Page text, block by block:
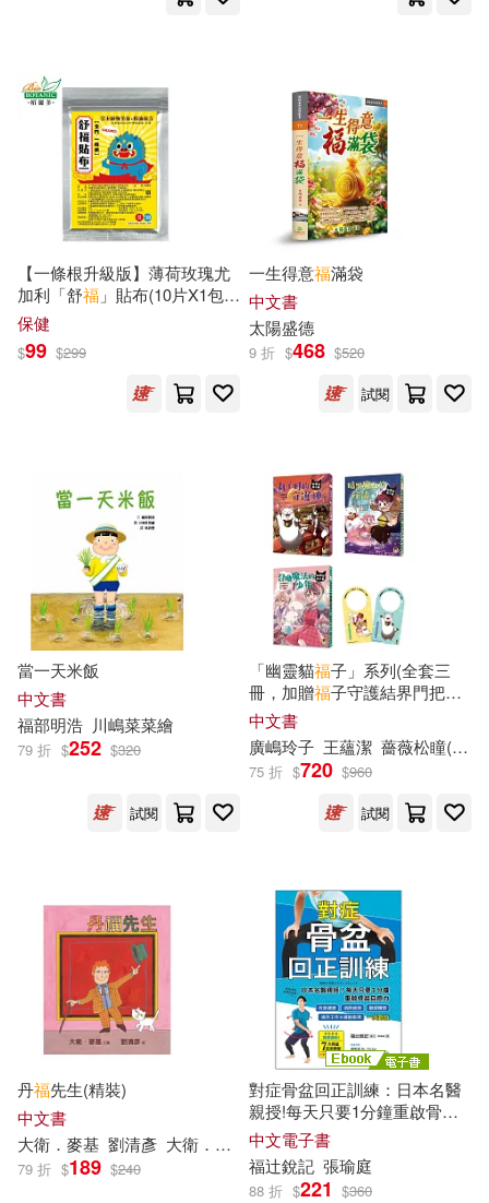
衛生福利部食品藥物管理署(19)
陳冠宇(19)
（美）威廉·福克納(19)
Taki & Poh(18)
みやこかしわ(18)
岳印(18)
李健(18) 福徳紗織(18)
黃春長(18) こみつじょう(17)
みずの雪見(17) アオイ(17)
ナタココ(17) 伍美珍(17)
吳若權(17) 岩田洋季(17)
施添福(17)
朱讌欣(17) 李聯雄(17)
桂イチホ(17) 汐見ろせ(17)
高橋脩(17)
（英）柯南·道爾，厲河(17)
天津人民出版社(73)
中國鐵道出版社(72)
目川文化數位股份有限公司(71)
親子天下(71)
中國經濟出版社(70)
四川少年兒童出版社(70)
知識產權出版社(70) 蓋亞(70)
中國林業出版社(68)
木馬文化(68)
行政院衛生署國民健康局(68)
鷺江出版社(68) 柿子文化(67)
江蘇文藝出版社(67)
中國電力出版社(66)
衛生福利部疾病管制署(66)
【一條根升級版】薄荷玫瑰尤
加利「舒福 」貼布(10片X1包)-
可愛風獅爺版 (效期2028/3/22)
保健
$99 $299
一生得意福滿袋
中文書
太陽盛德
9 折 $468 $520
試閱
當一天米飯
中文書
福部明浩 川嶋菜菜繪
79 折 $252 $320
試閱
「幽靈貓福子」系列(全套三
冊，加贈福子守護結界門把掛
牌)
中文書
廣嶋玲子 王蘊潔 薔薇松瞳(バラマツ ヒトミ)
75 折 $720 $960
試閱
丹福先生(精裝)
中文書
大衛．麥基 劉清彥 大衛．麥基（David Mckee）
79 折 $189 $240
對症骨盆回正訓練：日本名醫
親授!每天只要1分鐘重啟骨盆
自癒力，改善健康、雕塑體
態、提升工作&運動表現，一
次到位 (電子書)
中文電子書
福辻銳記 張瑜庭
88 折 $221 $360